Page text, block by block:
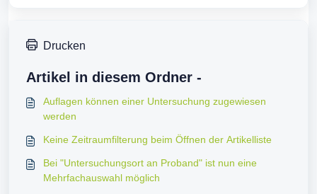
Drucken
Artikel in diesem Ordner -
Auflagen können einer Untersuchung zugewiesen
werden
Keine Zeitraumfilterung beim Öffnen der Artikelliste
Bei "Untersuchungsort an Proband" ist nun eine
Mehrfachauswahl möglich